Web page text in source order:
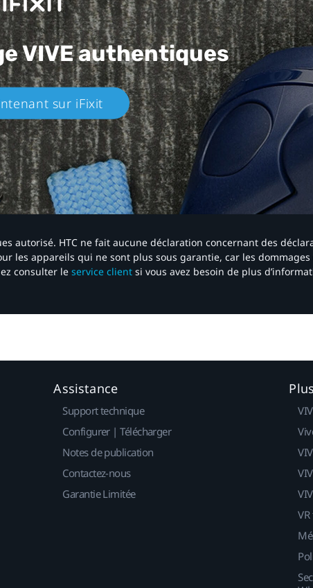
VIVE authentiques​
sur iFixit​
autorisé. HTC ne fait aucune déclaration concernant des
les appareils qui ne sont plus sous garantie, car les dommages
consulter le service client si vous avez besoin de plus
Assistance
Support technique
Configurer | Télécharger
Notes de publication
Contactez-nous
Garantie Limitée